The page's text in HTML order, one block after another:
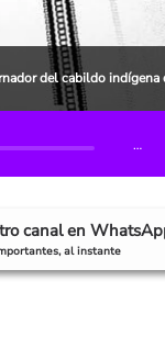
del cabildo indígena
…
canal en
al instante